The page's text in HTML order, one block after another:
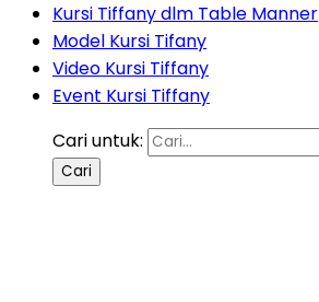
Kursi Tiffany dlm Table Manner
Model Kursi Tifany
Video Kursi Tiffany
Event Kursi Tiffany
Cari untuk: